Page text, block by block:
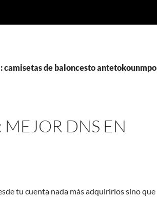
de baloncesto antetokounmpo
MEJOR DNS EN
tu cuenta nada más adquirirlos sino que